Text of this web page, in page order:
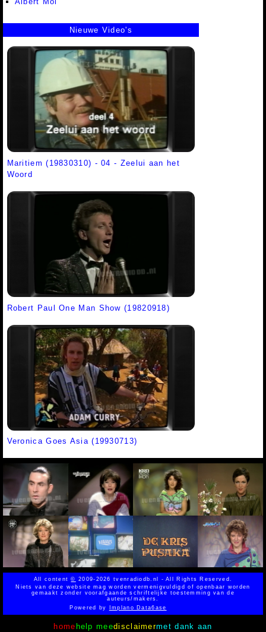
Nieuwe Video's
Maritiem (19830310) - 04 - Zeelui aan het
Woord
Robert Paul One Man Show (19820918)
Veronica Goes Asia (19930713)
All content© 2009-2026 tvenradiodb.nl - All Rights Reserved.
Niets van deze website mag worden vermenigvuldigd of openbaar worden
gemaakt zonder voorafgaande schriftelijke toestemming van de
auteurs/makers.
Powered byImplano Data6ase
home help meedisclaimermet dank aan